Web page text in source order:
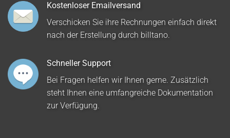
Kostenloser Emailversand
Verschicken Sie ihre Rechnungen einfach direkt
nach der Erstellung durch billtano.
Schneller Support
Bei Fragen helfen wir Ihnen gerne. Zusätzlich
steht Ihnen eine umfangreiche Dokumentation
zur Verfügung.